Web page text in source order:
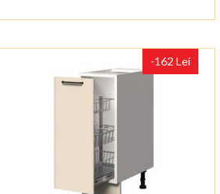
-162 Lei